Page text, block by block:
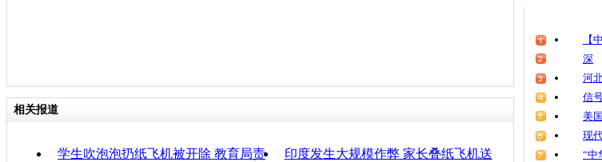
相关报道
学生吹泡泡扔纸飞机被开除 教育局责
印度发生大规模作弊 家长叠纸飞机送
【
深
河
信
美
现
“中